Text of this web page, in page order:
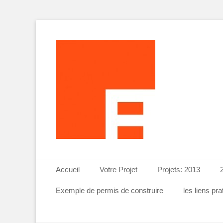
Menu principal
contenu
Accueil Votre Projet Projets: 2013
Exemple de permis de construire les liens